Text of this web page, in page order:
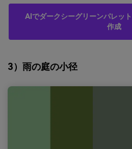
AIでダークシーグリーンパレッ
作成
3）雨の庭の小径